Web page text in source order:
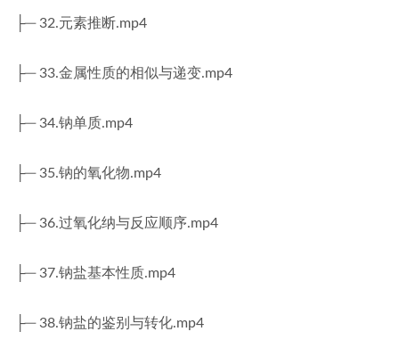
├─ 32.元素推断.mp4
├─ 33.金属性质的相似与递变.mp4
├─ 34.钠单质.mp4
├─ 35.钠的氧化物.mp4
├─ 36.过氧化纳与反应顺序.mp4
├─ 37.钠盐基本性质.mp4
├─ 38.钠盐的鉴别与转化.mp4